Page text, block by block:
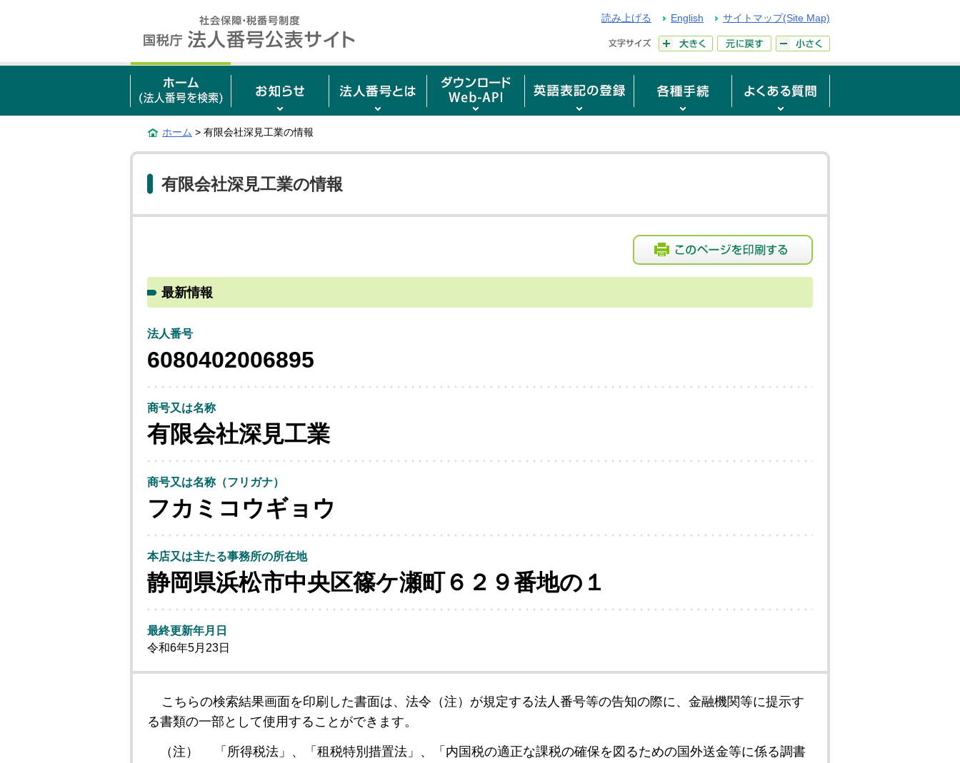
読み上げる English サイトマップ(Site Map)
ホーム > 有限会社深見工業の情報
有限会社深見工業の情報
最新情報
法人番号
6080402006895
商号又は名称
有限会社深見工業
商号又は名称（フリガナ）
フカミコウギョウ
本店又は主たる事務所の所在地
静岡県浜松市中央区篠ケ瀬町６２９番地の１
最終更新年月日
令和6年5月23日
こちらの検索結果画面を印刷した書面は、法令（注）が規定する法人番号等の告知の際に、金融機関等に提示す
る書類の一部として使用することができます。
（注）
「所得税法」、「租税特別措置法」、「内国税の適正な課税の確保を図るための国外送金等に係る調書